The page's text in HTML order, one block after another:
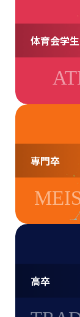
体育会学生
専門卒
高卒